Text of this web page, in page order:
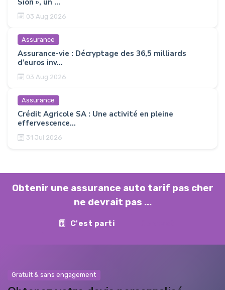
03 Aug 2026
Assurance
Assurance-vie : Décryptage des 36,5 milliards
d’euros inv...
03 Aug 2026
Assurance
Crédit Agricole SA : Une activité en pleine
effervescence...
31 Jul 2026
Obtenir une assurance auto tarif pas cher
ne devrait pas ...
C'est parti
Gratuit & sans engagement